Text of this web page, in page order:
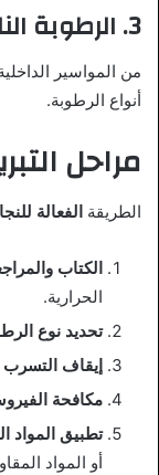
3. الرطوبة الناتجة عن تسربات المياه
من المواسير
أنواع الرطوبة.
مراحل
الطريقة الفعالة
الكتاب
الحرارية.
تحديد نوع
إيقاف التسرب
مكافحة
تطبيق المواد
أو المواد